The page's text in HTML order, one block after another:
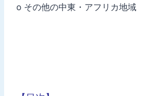
o その他の中東・アフリカ地域